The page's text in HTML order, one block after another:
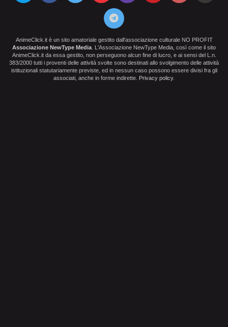
AnimeClick.it è un sito amatoriale gestito dall'associazione culturale NO PROFIT
Associazione NewType Media . L'Associazione NewType Media, così come il sito
AnimeClick.it da essa gestito, non perseguono alcun fine di lucro, e ai sensi del L.n.
383/2000 tutti i proventi delle attività svolte sono destinati allo svolgimento delle attività
istituzionali statutariamente previste, ed in nessun caso possono essere divisi fra gli
associati, anche in forme indirette. Privacy policy.